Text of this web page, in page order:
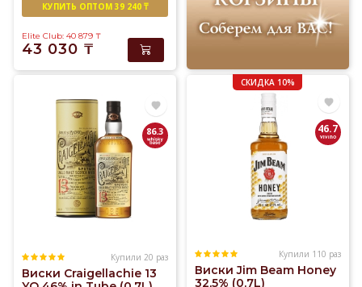
КУПИТЬ ОПТОМ 39 240 ₸
Elite Club: 40 879 ₸
43 030 ₸
86.3
Купили 20 раз
Виски Craigellachie 13
СКИДКА 10%
46.7
Купили 110 раз
Виски Jim Beam Honey
32,5% (0,7L)